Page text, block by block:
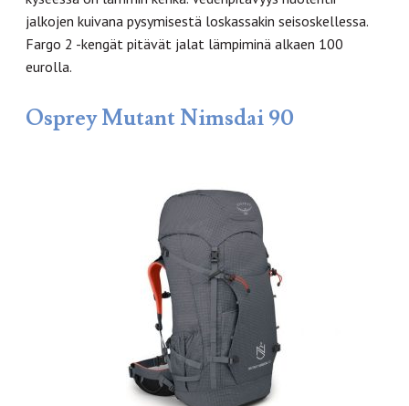
jalkojen kuivana pysymisestä loskassakin seisoskellessa.
Fargo 2 -kengät pitävät jalat lämpiminä alkaen 100
eurolla.
Osprey Mutant Nimsdai 90